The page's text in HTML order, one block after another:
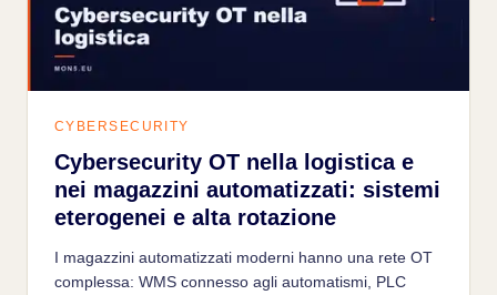
CYBERSECURITY
Cybersecurity OT nella logistica e
nei magazzini automatizzati: sistemi
eterogenei e alta rotazione
I magazzini automatizzati moderni hanno una rete OT
complessa: WMS connesso agli automatismi, PLC